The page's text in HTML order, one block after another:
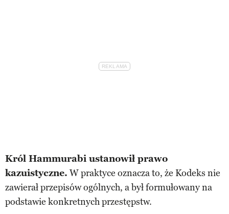
Król Hammurabi ustanowił prawo
kazuistyczne. W praktyce oznacza to, że Kodeks nie
zawierał przepisów ogólnych, a był formułowany na
podstawie konkretnych przestępstw.